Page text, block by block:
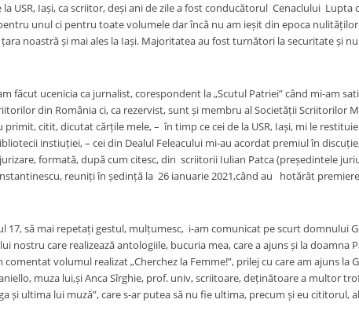
USR, Iași, ca scriitor, deși ani de zile a fost conducătorul Cenaclului Lupta
unul ci pentru toate volumele dar încă nu am ieșit din epoca nulităților.
noastră și mai ales la Iași. Majoritatea au fost turnători la securitate și
făcut ucenicia ca jurnalist, corespondent la „Scutul Patriei” când mi-am
din România ci, ca rezervist, sunt și membru al Societății Scriitorilor
citit, dicutat cărțile mele, – în timp ce cei de la USR, Iași, mi le
instiuției, – cei din Dealul Feleacului mi-au acordat premiul în
formată, după cum citesc, din scriitorii Iulian Patca (președintele
reuniți în ședință la 26 ianuarie 2021,când au hotărât
17, să mai repetați gestul, mulțumesc, i-am comunicat pe scurt domnului
nostru care realizează antologiile, bucuria mea, care a ajuns și la doamna
volumul realizat „Cherchez la Femme!”, prilej cu care am ajuns la
muza lui,și Anca Sîrghie, prof. univ, scriitoare, deținătoare a multor
și ultima lui muză”, care s-ar putea să nu fie ultima, precum și eu cititorul,